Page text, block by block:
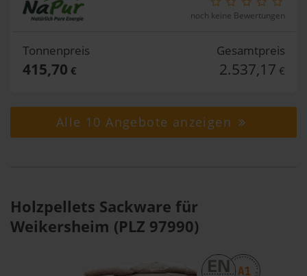
noch keine Bewertungen
Tonnenpreis
415,70 €
Gesamtpreis
2.537,17 €
Alle 10 Angebote anzeigen
Holzpellets Sackware für
Weikersheim (PLZ 97990)